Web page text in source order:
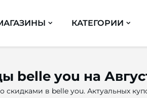
КАТЕГОРИИ
belle you на
скидками в belle you. Актуальных